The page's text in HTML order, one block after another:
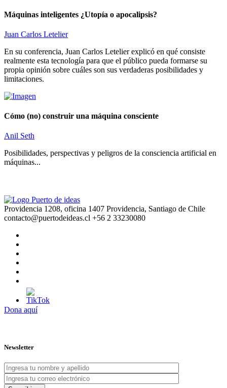
Máquinas inteligentes ¿Utopía o apocalipsis?
Juan Carlos Letelier
En su conferencia, Juan Carlos Letelier explicó en qué consiste
realmente esta tecnología para que el público pueda formarse su
propia opinión sobre cuáles son sus verdaderas posibilidades y
limitaciones.
Cómo (no) construir una máquina consciente
Anil Seth
Posibilidades, perspectivas y peligros de la consciencia artificial en
máquinas...
Providencia 1208, oficina 1407 Providencia, Santiago de Chile
contacto@puertodeideas.cl +56 2 33230080
Dona aquí
Newsletter